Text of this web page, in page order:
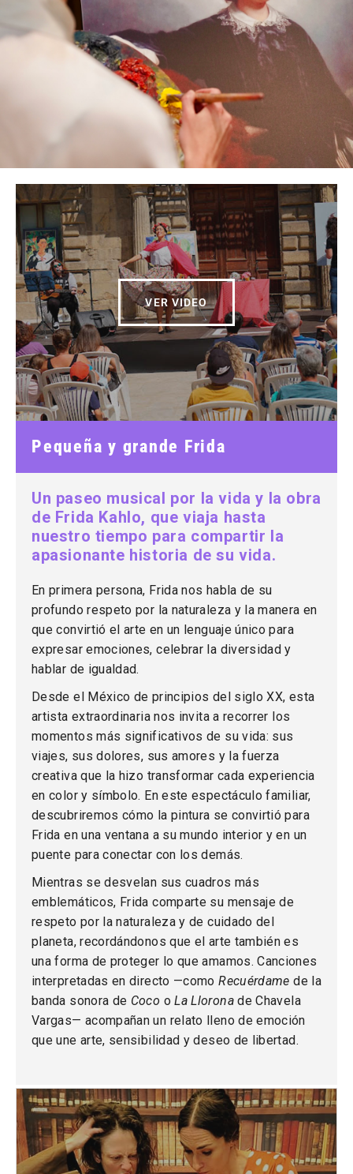
VER VIDEO
Pequeña y grande Frida
Un paseo musical por la vida y la obra
de Frida Kahlo, que viaja hasta
nuestro tiempo para compartir la
apasionante historia de su vida.
En primera persona, Frida nos habla de su
profundo respeto por la naturaleza y la manera en
que convirtió el arte en un lenguaje único para
expresar emociones, celebrar la diversidad y
hablar de igualdad.
Desde el México de principios del siglo XX, esta
artista extraordinaria nos invita a recorrer los
momentos más significativos de su vida: sus
viajes, sus dolores, sus amores y la fuerza
creativa que la hizo transformar cada experiencia
en color y símbolo. En este espectáculo familiar,
descubriremos cómo la pintura se convirtió para
Frida en una ventana a su mundo interior y en un
puente para conectar con los demás.
Mientras se desvelan sus cuadros más
emblemáticos, Frida comparte su mensaje de
respeto por la naturaleza y de cuidado del
planeta, recordándonos que el arte también es
una forma de proteger lo que amamos. Canciones
interpretadas en directo —comoRecuérdame de la
banda sonora de Coco oLa Lloronade Chavela
Vargas— acompañan un relato lleno de emoción
que une arte, sensibilidad y deseo de libertad.